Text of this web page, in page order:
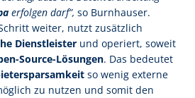
erfolgen darf”, so Burnhauser.
weiter, nutzt zusätzlich
Dienstleister und operiert, soweit
Source-Lösungen. Das bedeutet
so wenig externe
zu nutzen und somit den